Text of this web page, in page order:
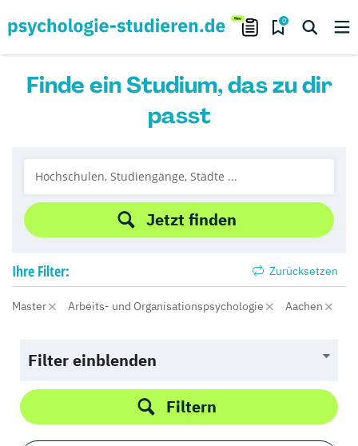
0
Finde ein Studium, das zu dir
passt
Jetzt finden
Ihre Filter: Zurücksetzen
Master Arbeits- und Organisationspsychologie Aachen
Filter einblenden
Filtern